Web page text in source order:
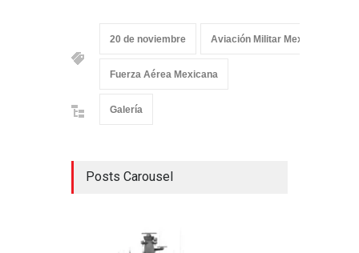
20 de noviembre Aviación Militar Mexicana
Fuerza Aérea Mexicana
Galería
Posts Carousel